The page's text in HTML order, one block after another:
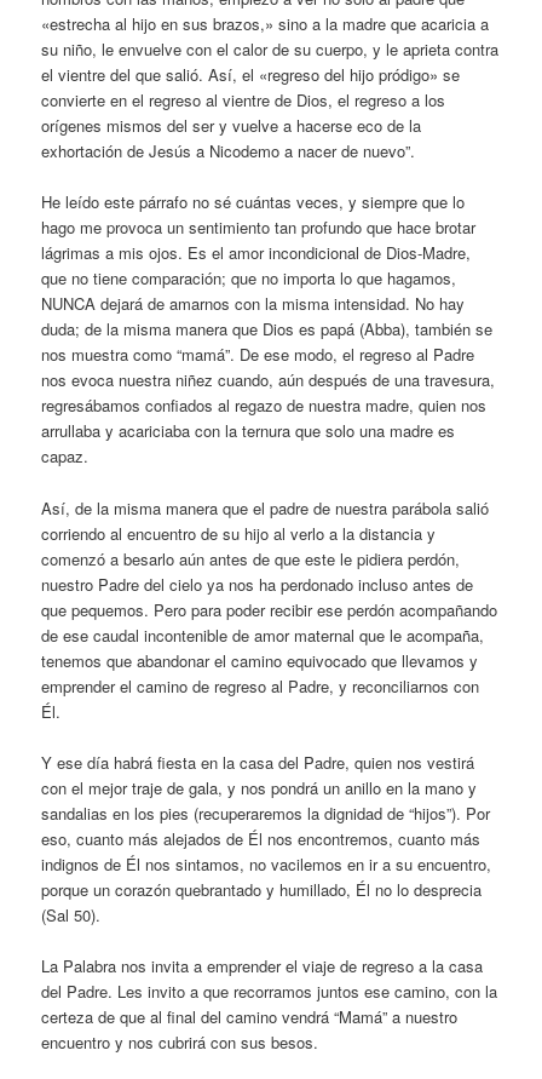
«estrecha al hijo en sus brazos,» sino a la madre que acaricia a
su niño, le envuelve con el calor de su cuerpo, y le aprieta contra
el vientre del que salió. Así, el «regreso del hijo pródigo» se
convierte en el regreso al vientre de Dios, el regreso a los
orígenes mismos del ser y vuelve a hacerse eco de la
exhortación de Jesús a Nicodemo a nacer de nuevo”.
He leído este párrafo no sé cuántas veces, y siempre que lo
hago me provoca un sentimiento tan profundo que hace brotar
lágrimas a mis ojos. Es el amor incondicional de Dios-Madre,
que no tiene comparación; que no importa lo que hagamos,
NUNCA dejará de amarnos con la misma intensidad. No hay
duda; de la misma manera que Dios es papá (Abba), también se
nos muestra como “mamá”. De ese modo, el regreso al Padre
nos evoca nuestra niñez cuando, aún después de una travesura,
regresábamos confiados al regazo de nuestra madre, quien nos
arrullaba y acariciaba con la ternura que solo una madre es
capaz.
Así, de la misma manera que el padre de nuestra parábola salió
corriendo al encuentro de su hijo al verlo a la distancia y
comenzó a besarlo aún antes de que este le pidiera perdón,
nuestro Padre del cielo ya nos ha perdonado incluso antes de
que pequemos. Pero para poder recibir ese perdón acompañando
de ese caudal incontenible de amor maternal que le acompaña,
tenemos que abandonar el camino equivocado que llevamos y
emprender el camino de regreso al Padre, y reconciliarnos con
Él.
Y ese día habrá fiesta en la casa del Padre, quien nos vestirá
con el mejor traje de gala, y nos pondrá un anillo en la mano y
sandalias en los pies (recuperaremos la dignidad de “hijos”). Por
eso, cuanto más alejados de Él nos encontremos, cuanto más
indignos de Él nos sintamos, no vacilemos en ir a su encuentro,
porque un corazón quebrantado y humillado, Él no lo desprecia
(Sal 50).
La Palabra nos invita a emprender el viaje de regreso a la casa
del Padre. Les invito a que recorramos juntos ese camino, con la
certeza de que al final del camino vendrá “Mamá” a nuestro
encuentro y nos cubrirá con sus besos.